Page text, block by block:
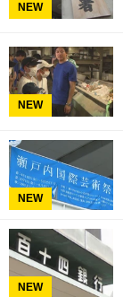
NEW
NEW
NEW
NEW